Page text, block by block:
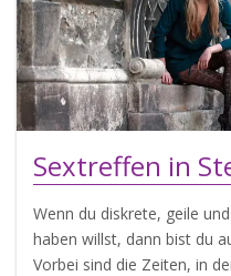
Sextreffen in
Wenn du diskrete, geile
haben willst, dann bist du
Vorbei sind die Zeiten, in